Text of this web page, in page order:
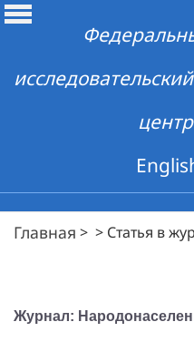
Главная > > Статья в
Журнал: